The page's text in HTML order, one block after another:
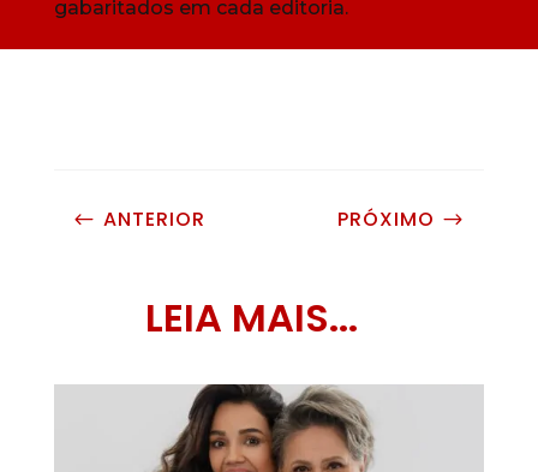
gabaritados em cada editoria.
# ANTERIOR PRÓXIMO $
LEIA MAIS...